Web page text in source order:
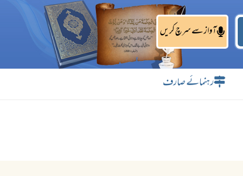
آواز سے سرچ کریں
رہنمائے صارف